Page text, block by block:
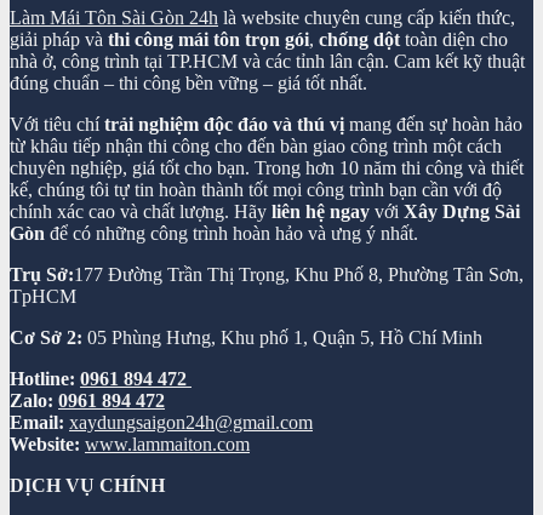
Làm Mái Tôn Sài Gòn 24h là website chuyên cung cấp kiến thức,
giải pháp và thi công mái tôn trọn gói, chống dột toàn diện cho
nhà ở, công trình tại TP.HCM và các tỉnh lân cận. Cam kết kỹ thuật
đúng chuẩn – thi công bền vững – giá tốt nhất.
Với tiêu chítrải nghiệm độc đáo và thú vị mang đến sự hoàn hảo
từ khâu tiếp nhận thi công cho đến bàn giao công trình một cách
chuyên nghiệp, giá tốt cho bạn. Trong hơn 10 năm thi công và thiết
kế, chúng tôi tự tin hoàn thành tốt mọi công trình bạn cần với độ
chính xác cao và chất lượng. Hãy liên hệ ngay với Xây Dựng Sài
Gòn để có những công trình hoàn hảo và ưng ý nhất.
Trụ Sở:177 Đường Trần Thị Trọng, Khu Phố 8, Phường Tân Sơn,
TpHCM
Cơ Sở 2: 05 Phùng Hưng, Khu phố 1, Quận 5, Hồ Chí Minh
Hotline: 0961 894 472
Zalo: 0961 894 472
Email: xaydungsaigon24h@gmail.com
Website: www.lammaiton.com
DỊCH VỤ CHÍNH